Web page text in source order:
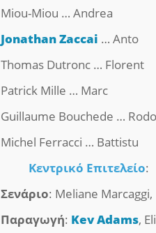
Miou-Miou … Andrea
Jonathan Zaccai … Anto
Thomas Dutronc … Florent
Patrick Mille … Marc
Guillaume Bouchede …
Michel Ferracci … Battistu
Κεντρικό Επιτελείο:
Σενάριο: Meliane
Παραγωγή: Kev Adams,